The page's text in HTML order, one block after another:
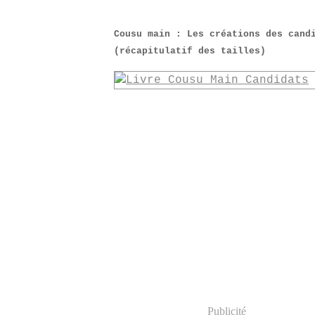
Cousu main : Les créations des
(récapitulatif des tailles)
Publicité